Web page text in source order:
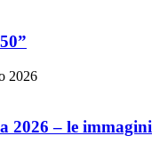
2026
2026 – le immagini